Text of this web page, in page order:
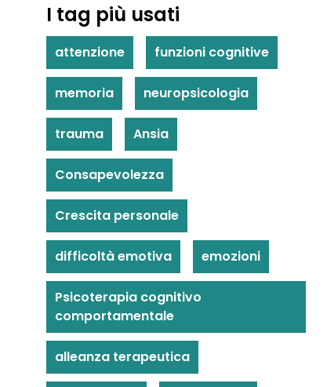
I tag più usati
attenzione funzioni cognitive
memoria neuropsicologia
trauma Ansia
Consapevolezza
Crescita personale
difficoltà emotiva emozioni
Psicoterapia cognitivo
comportamentale
alleanza terapeutica